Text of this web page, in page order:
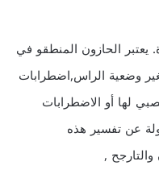
يعتبر الحازون المنطقو في
وضعية الراس,اضطرابات
لها أو الاضطرابات
عن تفسير هذه
,